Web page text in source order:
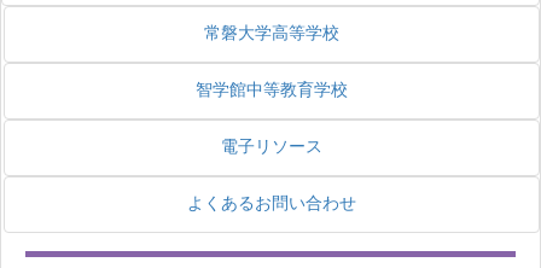
常磐大学高等学校
智学館中等教育学校
電子リソース
よくあるお問い合わせ